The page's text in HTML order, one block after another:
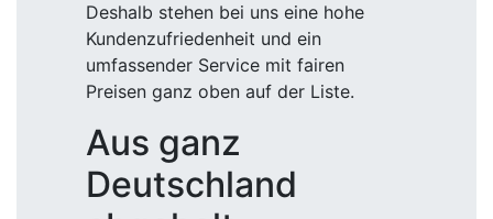
Deshalb stehen bei uns eine hohe
Kundenzufriedenheit und ein
umfassender Service mit fairen
Preisen ganz oben auf der Liste.
Aus ganz
Deutschland